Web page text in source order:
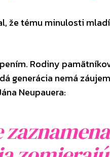
že tému minulosti
Rodiny
generácia nemá
Neupauera: